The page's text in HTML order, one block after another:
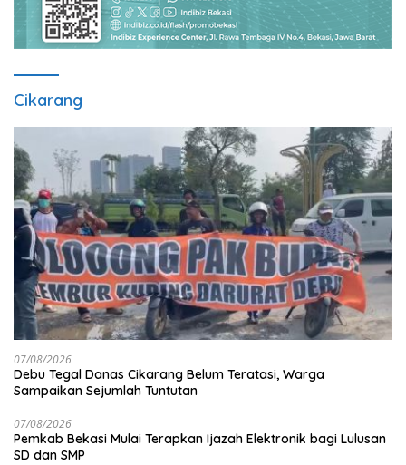
Cikarang
07/08/2026
Debu Tegal Danas Cikarang Belum Teratasi, Warga
Sampaikan Sejumlah Tuntutan
07/08/2026
Pemkab Bekasi Mulai Terapkan Ijazah Elektronik bagi Lulusan
SD dan SMP